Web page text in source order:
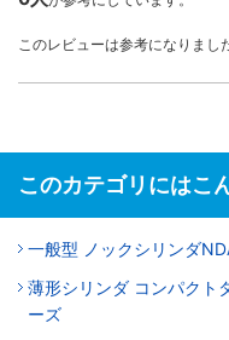
このレビューは参考になりまし
このカテゴリにはこ
一般型 ノックシリンダ
薄形シリンダ コンパクト
ーズ